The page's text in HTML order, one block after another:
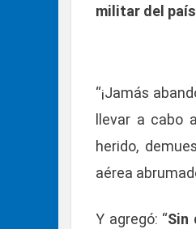
militar del país
“¡Jamás
llevar a cabo
herido,
aérea
Y agregó: “Sin